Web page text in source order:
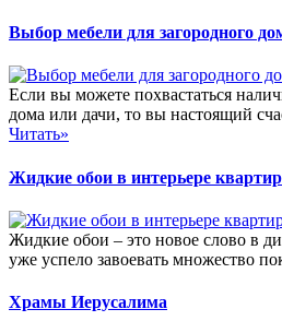
Выбор мебели для загородного
Если вы можете похвастаться
дома или дачи, то вы настоящий
Читать»
Жидкие обои в интерьере
Жидкие обои – это новое слово в
уже успело завоевать множество
Храмы Иерусалима